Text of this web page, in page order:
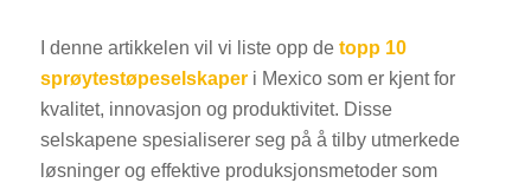
I denne artikkelen vil vi liste opp detopp 10
sprøytestøpeselskaperi Mexico som er kjent for
kvalitet, innovasjon og produktivitet. Disse
selskapene spesialiserer seg på å tilby utmerkede
løsninger og effektive produksjonsmetoder som